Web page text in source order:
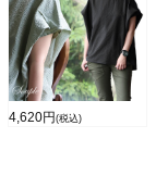
4,620円 (税込)